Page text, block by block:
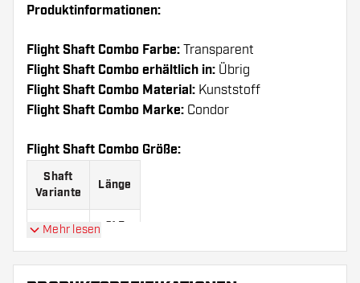
Produktinformationen:
Flight Shaft Combo Farbe: Transparent
Flight Shaft Combo erhältlich in: Übrig
Flight Shaft Combo Material: Kunststoff
Flight Shaft Combo Marke: Condor
Flight Shaft Combo Größe:
Shaft
Variante
Länge
Short
21.5
Mehr lesen